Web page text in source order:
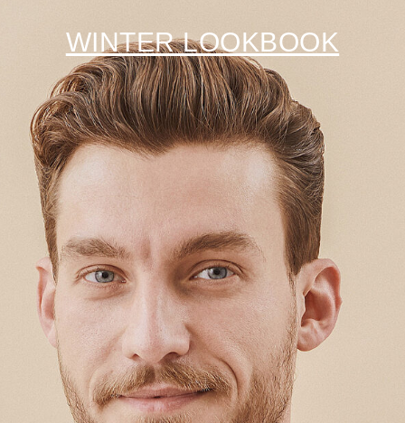
WINTER LOOKBOOK
ЛУКБУКИ
БЛАГОТВОРИТЕЛЬНОСТЬ
ПОДАРОЧНЫЕ СЕРТИФИКАТЫ
ЖУРНАЛ
РАБОТА В CHOP X CHOP
КОНТАКТЫ
ПОЛЬЗОВАТЕЛЬСКОЕ СОГЛАШЕНИЕ И ПОЛИТИКА
КОНФИДЕНЦИАЛЬНОСТИ
ПОЛИТИКА ОБРАБОТКИ ПЕРСОНАЛЬНЫХ ДАННЫХ